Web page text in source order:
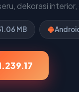
dekorasi
MB